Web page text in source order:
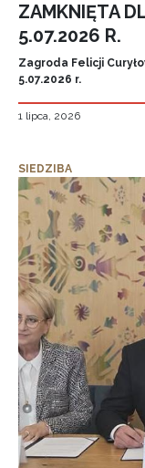
ZAMKNIĘTA
5.07.2026 R.
Zagroda Felicji
5.07.2026 r.
1 lipca, 2026
SIEDZIBA